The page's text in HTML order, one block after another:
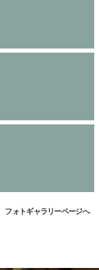
フォトギャラリーページへ